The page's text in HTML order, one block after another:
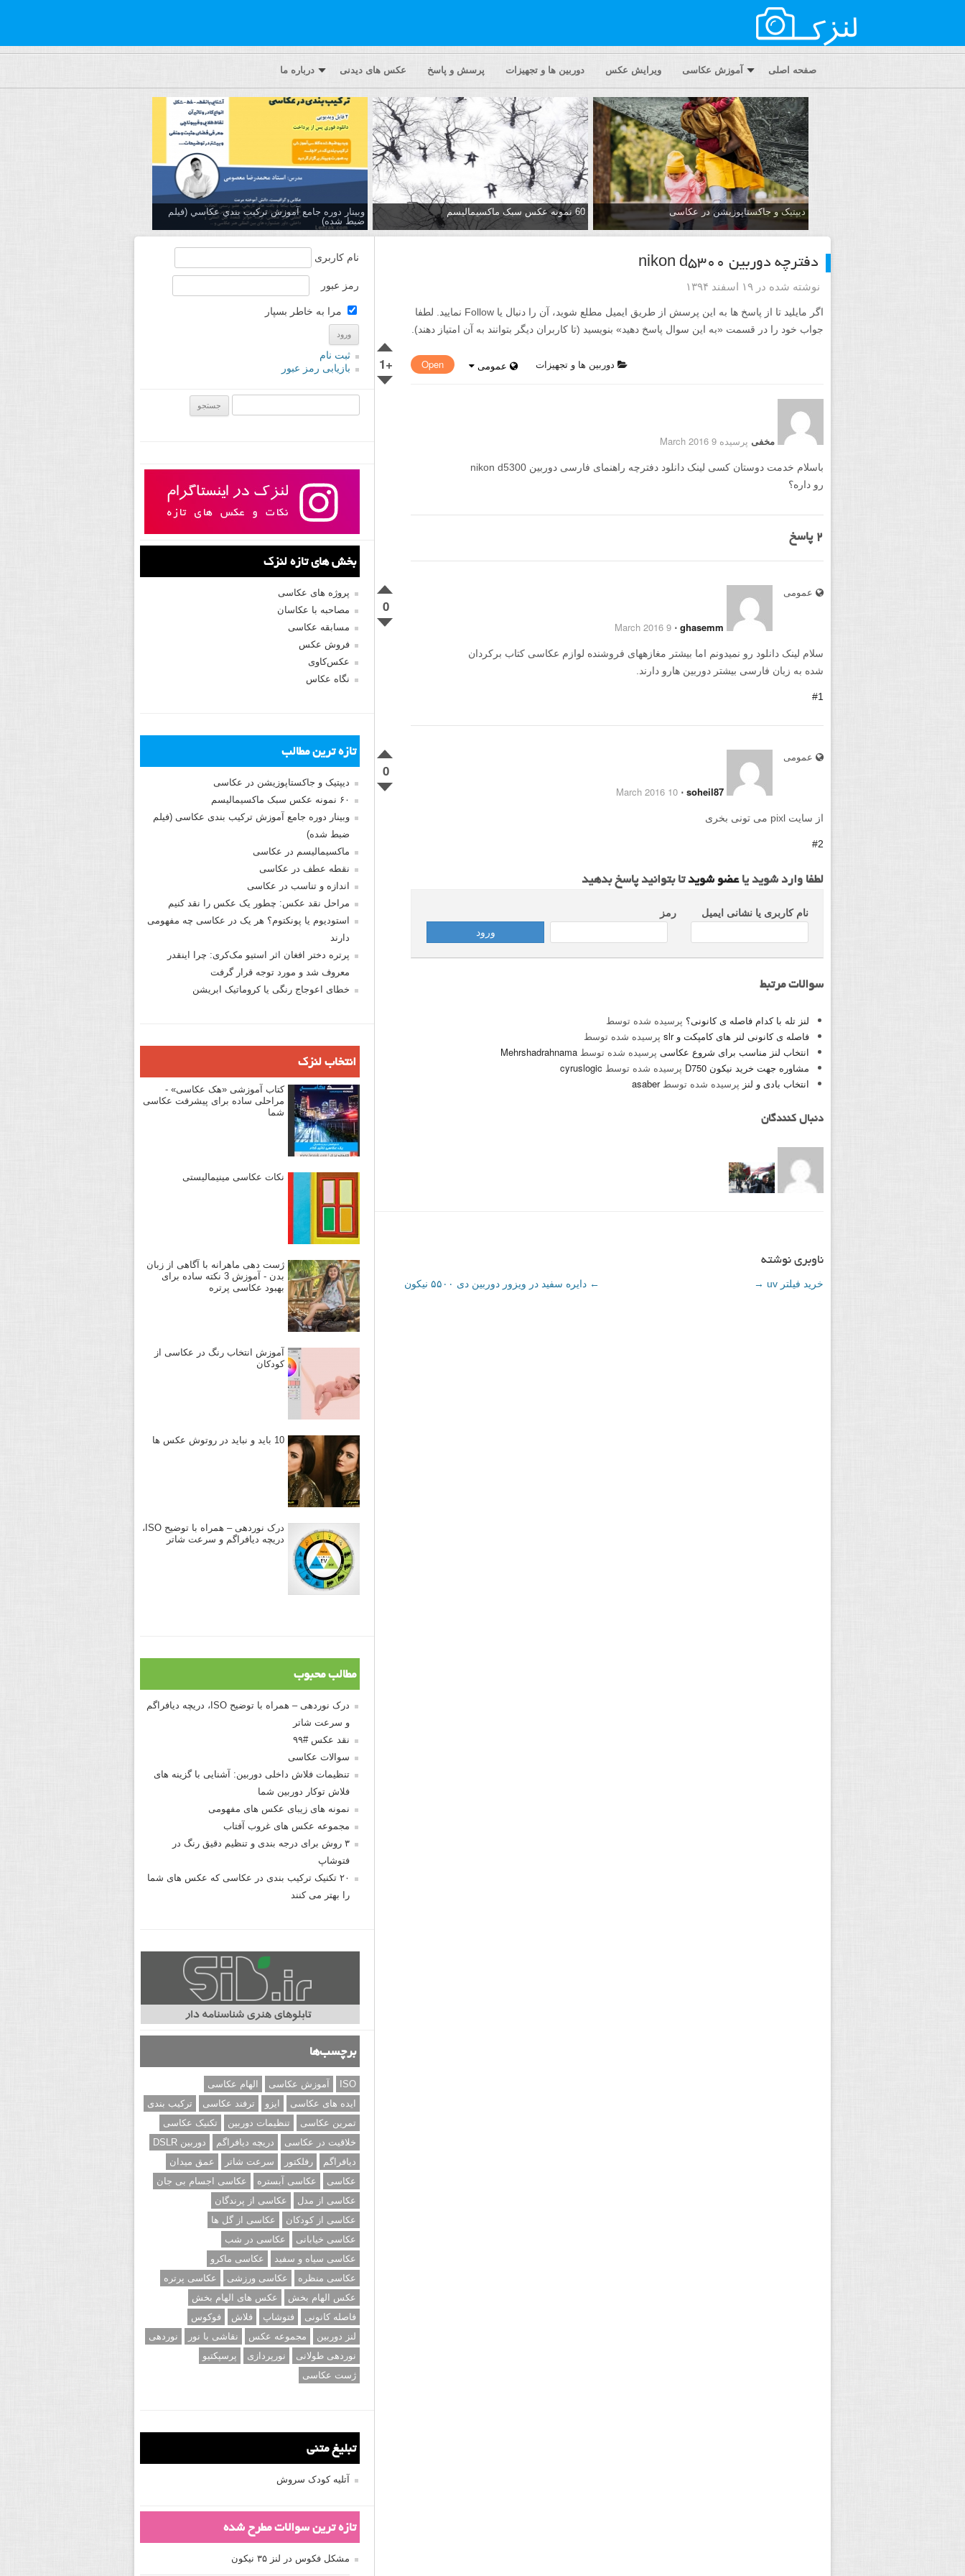
صفحه اصلی آموزش عکاسی ویرایش عکس دوربین ها و تجهیزات پرسش و پاسخ عکس های دیدنی درباره ما
دیپتیک و جاکستا‌پوزیشن در عکاسی 60 نمونه عکس سبک ماکسیمالیسم
وبینار دوره جامع آموزش تركيب بندي عكاسي (فیلم
ضبط شده)
دفترچه دوربین nikon d5300
نوشته شده در ۱۹ اسفند ۱۳۹۴
اگر مایلید تا از پاسخ ها به این پرسش از طریق ایمیل مطلع شوید، آن را دنبال یا Follow نمایید. لطفا
جواب خود را در قسمت «به این سوال پاسخ دهید» بنویسید (تا کاربران دیگر بتوانند به آن امتیاز دهند).
+1 Open عمومی دوربین ها و تجهیزات
مخفی پرسیده 9 March 2016
باسلام خدمت دوستان کسی لینک دانلود دفترچه راهنمای فارسی دوربین nikon d5300
رو داره؟
2 پاسخ
0
عمومی
ghasemm
⋅
9 March 2016
سلام لینک دانلود رو نمیدونم اما بیشتر مغازههای فروشنده لوازم عکاسی کتاب برکردان
شده به زبان فارسی بیشتر دوربین هارو دارند.
#1
0
عمومی
soheil87
⋅
10 March 2016
از سایت pixl می تونی بخری
#2
لطفا وارد شوید یاعضو شویدتا بتوانید پاسخ بدهید
نام کاربری یا نشانی ایمیل رمز
سوالات مرتبط
لنز تله با کدام فاصله ی کانونی؟ پرسیده شده توسط
فاصله ی کانونی لنر های کامپکت و slr
پرسیده شده توسط
انتخاب لنز مناسب برای شروع عکاسی پرسیده شده توسط Mehrshadrahnama
مشاوره جهت خرید نیکون D750
پرسیده شده توسط cyruslogic
انتخاب بادی و لنز پرسیده شده توسطasaber
دنبال کنندگان
ناوبری نوشته
← دایره سفید در ویزور دوربین دی ۵۵۰۰ نیکون خرید فیلتر uv →
نام کاربری
رمز عبور
مرا به خاطر بسپار
ثبت نام
بازیابی رمز عبور
بخش های تازه لنزک
پروژه های عکاسی
مصاحبه با عکاسان
مسابقه عکاسی
فروش عکس
عکس‌کاوی
نگاه عکاس
تازه ترین مطالب
دیپتیک و جاکستا‌پوزیشن در عکاسی
۶۰ نمونه عکس سبک ماکسیمالیسم
وبینار دوره جامع آموزش ترکیب بندی عکاسی (فیلم
ضبط شده)
ماکسیمالیسم در عکاسی
نقطه عطف در عکاسی
اندازه و تناسب در عکاسی
مراحل نقد عکس: چطور یک عکس را نقد کنیم
استودیوم یا پونکتوم؟ هر یک در عکاسی چه مفهومی
دارند
پرتره دختر افغان اثر استیو مک‌کری: چرا اینقدر
معروف شد و مورد توجه قرار گرفت
خطای اعوجاج رنگی یا کروماتیک ابریشن
انتخاب لنزک
کتاب آموزشی «هک عکاسی» -
مراحلی ساده برای پیشرفت عکاسی
شما
نکات عکاسی مینیمالیستی
ژست دهی ماهرانه با آگاهی از زبان
بدن - آموزش 3 نکته ساده برای
بهبود عکاسی پرتره
آموزش انتخاب رنگ در عکاسی از
کودکان
10 باید و نباید در روتوش عکس ها
درک نوردهی – همراه با توضیح ISO،
دریچه دیافراگم و سرعت شاتر
مطالب محبوب
درک نوردهی – همراه با توضیح ISO، دریچه دیافراگم
و سرعت شاتر
نقد عکس #۹۹
سوالات عکاسی
تنظیمات فلاش داخلی دوربین: آشنایی با گزینه های
فلاش توکار دوربین شما
نمونه های زیبای عکس های مفهومی
مجموعه عکس های غروب آفتاب
۳ روش برای درجه بندی و تنظیم دقیق رنگ در
فتوشاپ
۲۰ تکنیک ترکیب بندی در عکاسی که عکس های شما
را بهتر می کنند
برچسب‌ها
ISO آموزش عکاسی
الهام عکاسی
ایده های عکاسی
ایزو ترفند عکاسی
ترکیب بندی
تمرین عکاسی
تنظیمات دوربین
تکنیک عکاسی
خلاقیت در عکاسی
دریچه دیافراگم
دوربین DSLR
دیافراگم
رفلکتور سرعت شاتر
عمق میدان
عکاسی
عکاسی آبستره
عکاسی اجسام بی جان
عکاسی از مدل
عکاسی از پرندگان
عکاسی از کودکان
عکاسی از گل ها
عکاسی خیابانی
عکاسی در شب
عکاسی سیاه و سفید
عکاسی ماکرو
عکاسی منظره
عکاسی ورزشی
عکاسی پرتره
عکس الهام بخش
عکس های الهام بخش
فاصله کانونی
فتوشاپ فلاش
فوکوس
لنز دوربین
مجموعه عکس نقاشی با نور
نوردهی
نوردهی طولانی
نورپردازی
پرسپکتیو
ژست عکاسی
تبلیغ متنی
آتلیه کودک سروش
تازه ترین سوالات مطرح شده
مشکل فکوس در لنز ۳۵ نیکون